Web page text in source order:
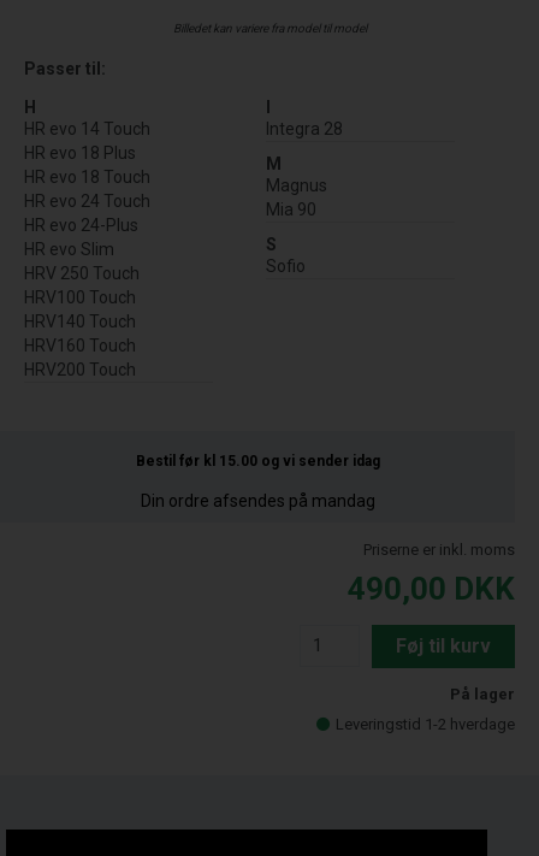
Billedet kan variere fra model til model
Passer til:
H
HR evo 14 Touch
HR evo 18 Plus
HR evo 18 Touch
HR evo 24 Touch
HR evo 24-Plus
HR evo Slim
HRV 250 Touch
HRV100 Touch
HRV140 Touch
HRV160 Touch
HRV200 Touch
Integra 28
M
Magnus
Mia 90
S
Sofio
Bestil før kl 15.00 og vi sender idag
Din ordre afsendes på mandag
Priserne er inkl. moms
490,00 DKK
Føj til kurv
På lager
Leveringstid 1-2 hverdage